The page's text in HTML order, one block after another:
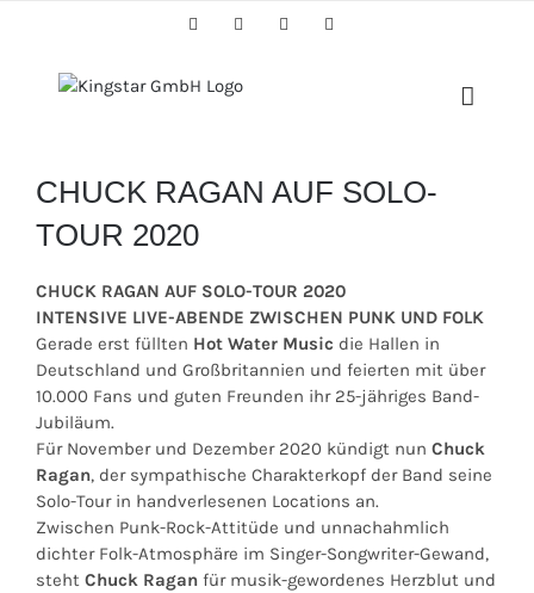
FacebookTwitter Instagram
CHUCK RAGAN AUF SOLO-
TOUR 2020
CHUCK RAGAN AUF SOLO-TOUR 2020
INTENSIVE LIVE-ABENDE ZWISCHEN PUNK UND FOLK
Gerade erst füllten Hot Water Music die Hallen in
Deutschland und Großbritannien und feierten mit über
10.000 Fans und guten Freunden ihr 25-jähriges Band-
Jubiläum.
Für November und Dezember 2020 kündigt nun Chuck
Ragan, der sympathische Charakterkopf der Band seine
Solo-Tour in handverlesenen Locations an.
Zwischen Punk-Rock-Attitüde und unnachahmlich
dichter Folk-Atmosphäre im Singer-Songwriter-Gewand,
steht Chuck Ragan für musik-gewordenes Herzblut und